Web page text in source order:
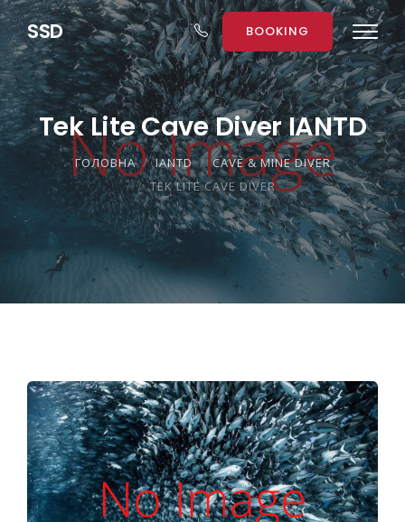
SSD BOOKING
Tek Lite Cave Diver IANTD
ГОЛОВНА IANTD
CAVE & MINE DIVER
TEK LITE CAVE DIVER